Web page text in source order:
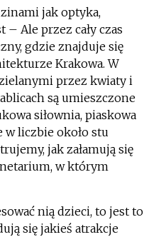
jak optyka,
Ale przez cały czas
gdzie znajduje się
Krakowa. W
przez kwiaty i
są umieszczone
siłownia, piaskowa
w liczbie około stu
jak załamują się
w którym
nią dzieci, to jest to
się jakieś atrakcje